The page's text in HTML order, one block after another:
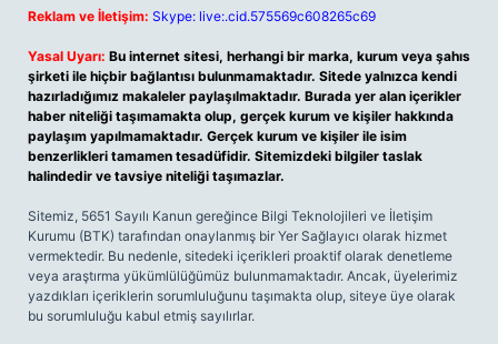
Reklam ve İletişim: Skype: live:.cid.575569c608265c69
Yasal Uyarı: Bu internet sitesi, herhangi bir marka, kurum veya şahıs
şirketi ile hiçbir bağlantısı bulunmamaktadır. Sitede yalnızca kendi
hazırladığımız makaleler paylaşılmaktadır. Burada yer alan içerikler
haber niteliği taşımamakta olup, gerçek kurum ve kişiler hakkında
paylaşım yapılmamaktadır. Gerçek kurum ve kişiler ile isim
benzerlikleri tamamen tesadüfidir. Sitemizdeki bilgiler taslak
halindedir ve tavsiye niteliği taşımazlar.
Sitemiz, 5651 Sayılı Kanun gereğince Bilgi Teknolojileri ve İletişim
Kurumu (BTK) tarafından onaylanmış bir Yer Sağlayıcı olarak hizmet
vermektedir. Bu nedenle, sitedeki içerikleri proaktif olarak denetleme
veya araştırma yükümlülüğümüz bulunmamaktadır. Ancak, üyelerimiz
yazdıkları içeriklerin sorumluluğunu taşımakta olup, siteye üye olarak
bu sorumluluğu kabul etmiş sayılırlar.